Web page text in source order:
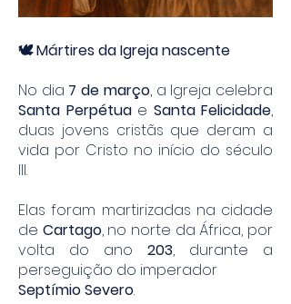
🕊️ Mártires da Igreja nascente
No dia 7 de março, a Igreja celebra
Santa Perpétuae Santa Felicidade,
duas jovens cristãs que deram a
vida por Cristo no início do século
III.
Elas foram martirizadas na cidade
de Cartago, no norte da África, por
volta do ano 203, durante a
perseguição do imperador
Septímio Severo.